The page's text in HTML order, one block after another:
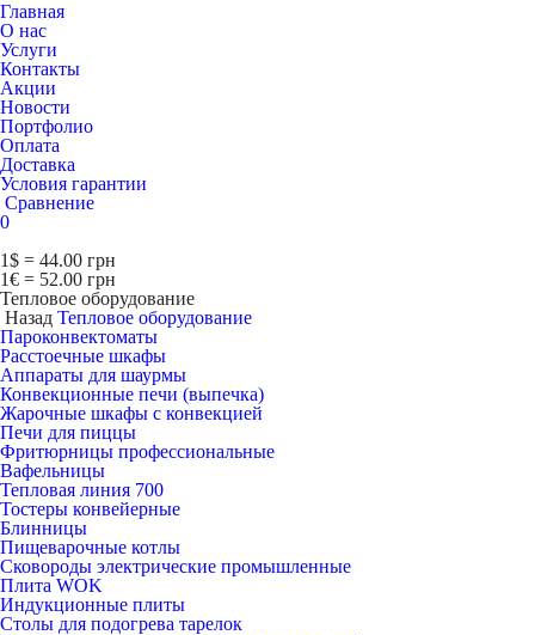
Главная
О нас
Услуги
Контакты
Акции
Новости
Портфолио
Оплата
Доставка
Условия гарантии
Сравнение
0
1$ = 44.00 грн
1€ = 52.00 грн
Тепловое оборудование
Назад Тепловое оборудование
Пароконвектоматы
Расcтоечные шкафы
Аппараты для шаурмы
Конвекционные печи (выпечка)
Жарочные шкафы с конвекцией
Печи для пиццы
Фритюрницы профессиональные
Вафельницы
Тепловая линия 700
Тостеры конвейерные
Блинницы
Пищеварочные котлы
Сковороды электрические промышленные
Плита WOK
Индукционные плиты
Столы для подогрева тарелок